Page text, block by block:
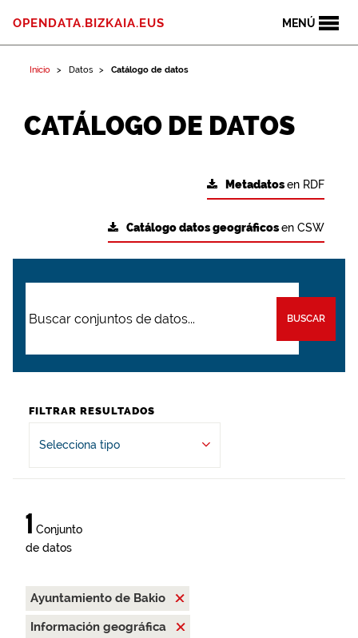
MENÚ
OPENDATA.BIZKAIA.EUS
Inicio Datos Catálogo de datos
CATÁLOGO DE DATOS
Metadatosen RDF
Catálogo datos geográficosen CSW
BUSCAR
FILTRAR RESULTADOS
Selecciona tipo
1 Conjunto
de datos
Ayuntamiento de Bakio
Información geográfica